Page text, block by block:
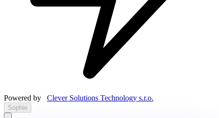
Powered by Clever Solutions Technology s.r.o.
Sophie